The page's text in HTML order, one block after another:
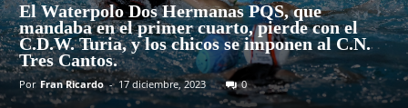
El Waterpolo Dos Hermanas PQS, que
mandaba en el primer cuarto, pierde con el
C.D.W. Turia, y los chicos se imponen al C.N.
Tres Cantos.
Por Fran Ricardo - 17 diciembre, 2023 0